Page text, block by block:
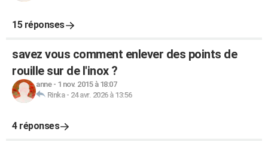
15 réponses
savez vous comment enlever des points de
rouille sur de l'inox ?
anne- 1 nov. 2015 à 18:07
Rinka- 24 avr. 2026 à 13:56
4 réponses